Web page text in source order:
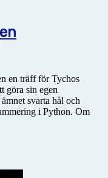
en träff för Tychos
göra sin egen
svarta hål och
i Python. Om